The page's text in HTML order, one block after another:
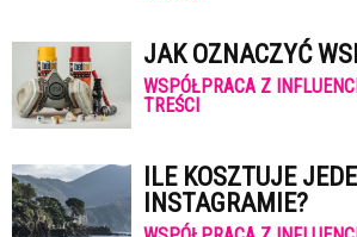
JAK OZNACZYĆ
WSPÓŁPRACA Z
TREŚCI
ILE KOSZTUJE
INSTAGRAMIE?